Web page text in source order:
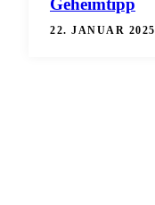
Geheimtipp
22. JANUAR 2025